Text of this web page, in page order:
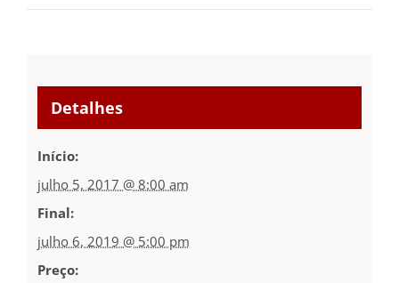
Detalhes
Início:
julho 5, 2017 @ 8:00 am
Final:
julho 6, 2019 @ 5:00 pm
Preço: